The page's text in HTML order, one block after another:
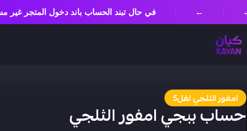
امفور الثلجي لفل5
حساب ببجي امفور الثلجي
في حال تبند الحساب باند دخول المتجر